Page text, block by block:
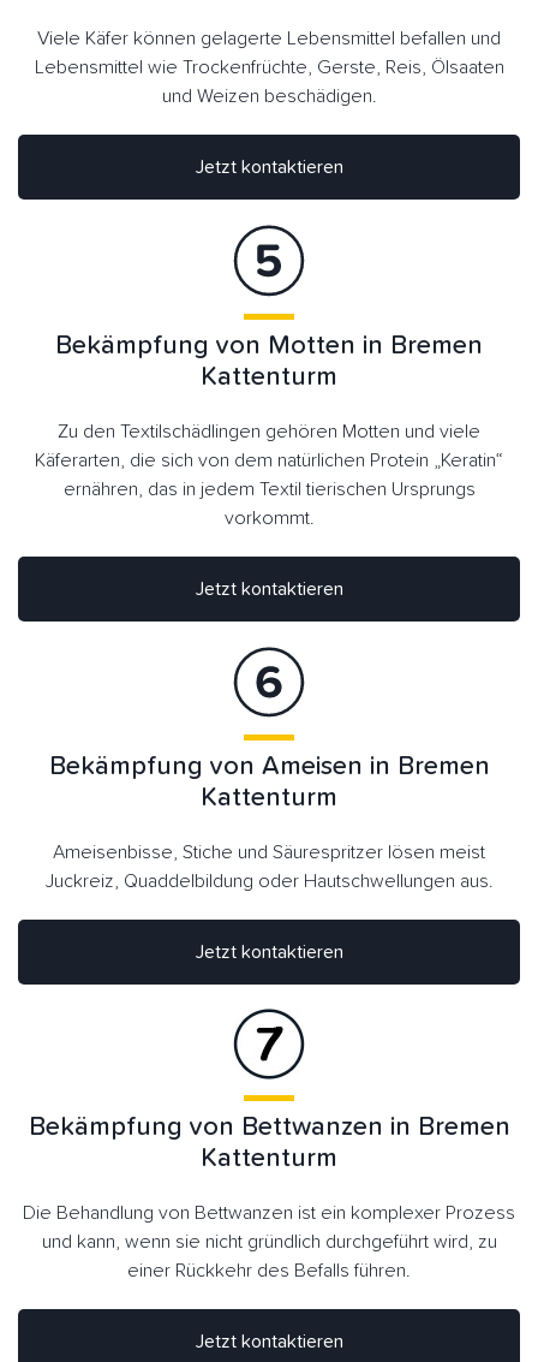
Jetzt kontaktieren
Viele Käfer können gelagerte Lebensmittel befallen und
Lebensmittel wie Trockenfrüchte, Gerste, Reis, Ölsaaten
und Weizen beschädigen.
Bekämpfung von Motten in Bremen
Kattenturm
Zu den Textilschädlingen gehören Motten und viele
Käferarten, die sich von dem natürlichen Protein „Keratin“
ernähren, das in jedem Textil tierischen Ursprungs
vorkommt.
Jetzt kontaktieren
Jetzt kontaktieren
Bekämpfung von Ameisen in Bremen
Kattenturm
Ameisenbisse, Stiche und Säurespritzer lösen meist
Juckreiz, Quaddelbildung oder Hautschwellungen aus.
Bekämpfung von Bettwanzen in Bremen
Kattenturm
Die Behandlung von Bettwanzen ist ein komplexer Prozess
und kann, wenn sie nicht gründlich durchgeführt wird, zu
einer Rückkehr des Befalls führen.
Jetzt kontaktieren